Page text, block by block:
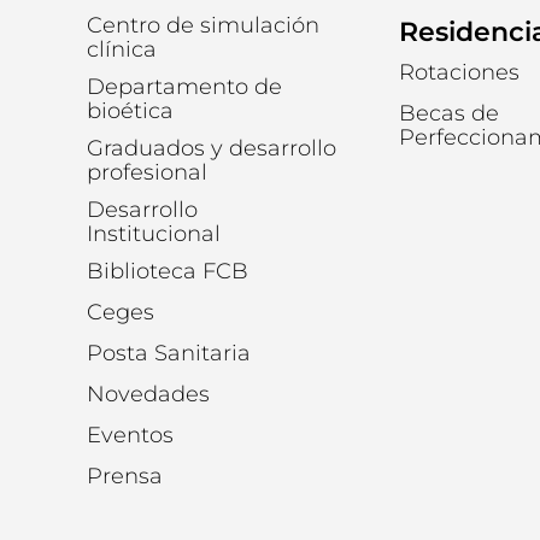
Centro de simulación
clínica
Departamento de
bioética
Graduados y desarrollo
profesional
Desarrollo
Institucional
Biblioteca FCB
Ceges
Posta Sanitaria
Novedades
Eventos
Prensa
Rotaciones
Becas de